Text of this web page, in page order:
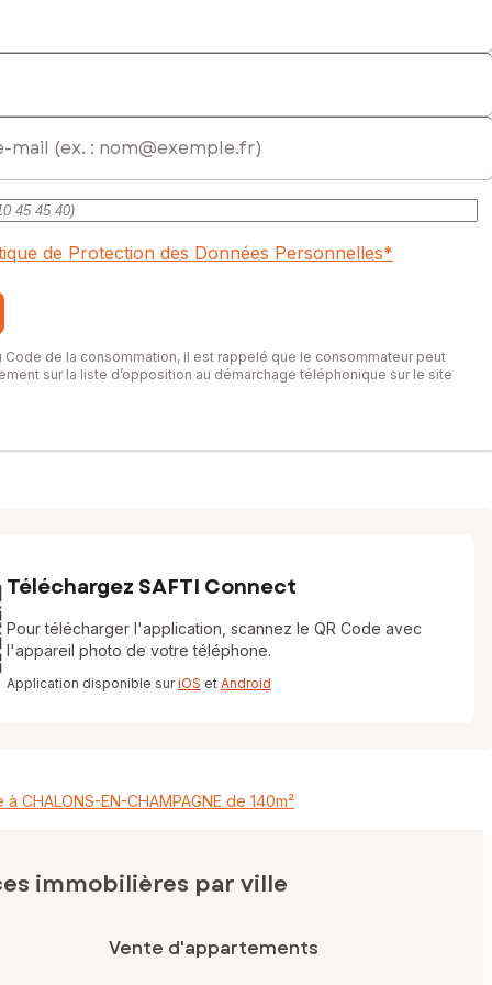
de Protection des Données Personnelles*
Code de la consommation, il est rappelé que le consommateur peut
sur la liste d’opposition au démarchage téléphonique sur le site
Téléchargez SAFTI Connect
Pour télécharger l'application, scannez le QR Code avec
l'appareil photo de votre téléphone.
Application disponible suriOS et Android
CHALONS-EN-CHAMPAGNE de 140m²
immobilières par ville
Vente d'appartements